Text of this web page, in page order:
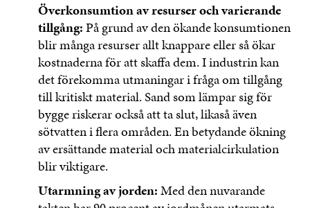
Överkonsumtion av resurser och varierande
tillgång:På grund av den ökande konsumtionen
blir många resurser allt knappare eller så ökar
kostnaderna för att skaffa dem. I industrin kan
det förekomma utmaningar i fråga om tillgång
till kritiskt material. Sand som lämpar sig för
bygge riskerar också att ta slut, likaså även
sötvatten i flera områden. En betydande ökning
av ersättande material och materialcirkulation
blir viktigare.
Utarmning av jorden:Med den nuvarande